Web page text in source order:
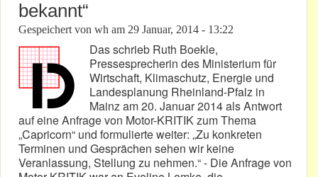
bekannt“
Gespeichert von wh am 29 Januar, 2014 - 13:22
Das schrieb Ruth Boekle,
Pressesprecherin des Ministerium für
Wirtschaft, Klimaschutz, Energie und
Landesplanung Rheinland-Pfalz in
Mainz am 20. Januar 2014 als Antwort
auf eine Anfrage von Motor-KRITIK zum Thema
„Capricorn“ und formulierte weiter: „Zu konkreten
Terminen und Gesprächen sehen wir keine
Veranlassung, Stellung zu nehmen.“ - Die Anfrage von